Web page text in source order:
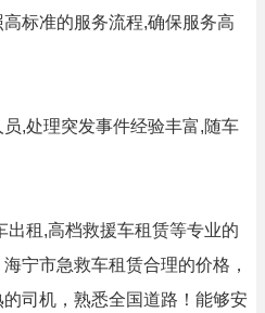
标准的服务流程,确保服务高
,处理突发事件经验丰富,随车
出租,高档救援车租赁等专业的
宁市急救车租赁合理的价格，
司机，熟悉全国道路！能够安